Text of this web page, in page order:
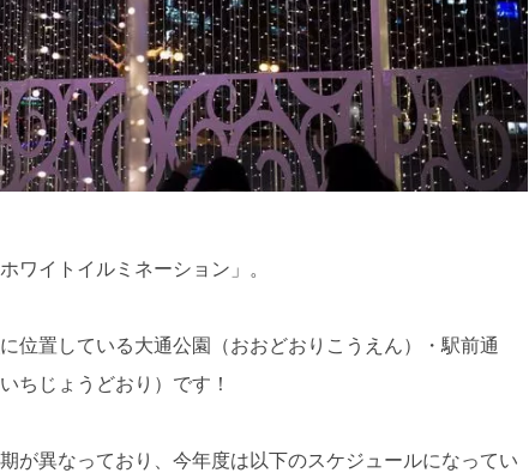
ワイトイルミネーション」。
に位置している大通公園（おおどおりこうえん）・駅前通
ちじょうどおり）です！
が異なっており、今年度は以下のスケジュールになってい